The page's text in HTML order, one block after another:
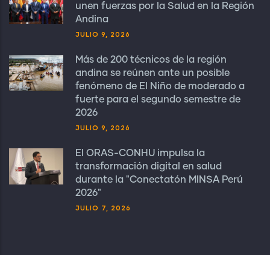
unen fuerzas por la Salud en la Región
Andina
JULIO 9, 2026
Más de 200 técnicos de la región
andina se reúnen ante un posible
fenómeno de El Niño de moderado a
fuerte para el segundo semestre de
2026
JULIO 9, 2026
El ORAS-CONHU impulsa la
transformación digital en salud
durante la "Conectatón MINSA Perú
2026"
JULIO 7, 2026